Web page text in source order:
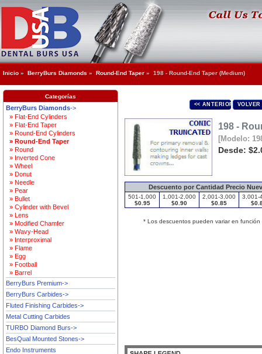
Inicio» BerryBurs Diamonds » Round-End Taper» 198 - Round-End Taper (Medium)
Categorías
BerryBurs Diamonds->
» Flat-End Cylinders
» Flat-End Taper
» Round-End Cylinders
» Round-End Taper
» Round
» Inverted Cone
» Wheel
» Donut
» Needle
» Pear
» Bullet
» Cylinder with Bevel
» Lens
» Modified Chamfer
» Wavy-Head
» Interproximal
» Flame
» Egg
» Football
» Barrel
BerryBurs Premium->
BerryBurs Carbides->
Fluted Finishing Carbides->
Metal Cutting Carbides
TURBO Diamond Burs->
BesQual Mounted Stones->
Endo Instruments
<< ANTERIOR
198 -
[Modelo:
Desde:
Descuento por Cantidad Precio
501-1,000
$0.95
1,001-2,000
$0.90
2,001-3,000
$0.85
3,001-
* Los descuentos pueden variar en